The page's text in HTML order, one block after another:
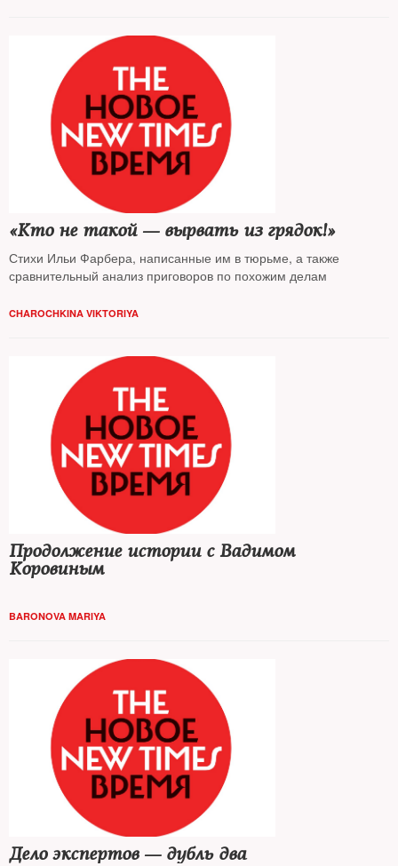
«Кто не такой — вырвать из грядок!»
Стихи Ильи Фарбера, написанные им в тюрьме, а также
сравнительный анализ приговоров по похожим делам
CHAROCHKINA VIKTORIYA
Продолжение истории с Вадимом
Коровиным
BARONOVA MARIYA
Дело экспертов — дубль два